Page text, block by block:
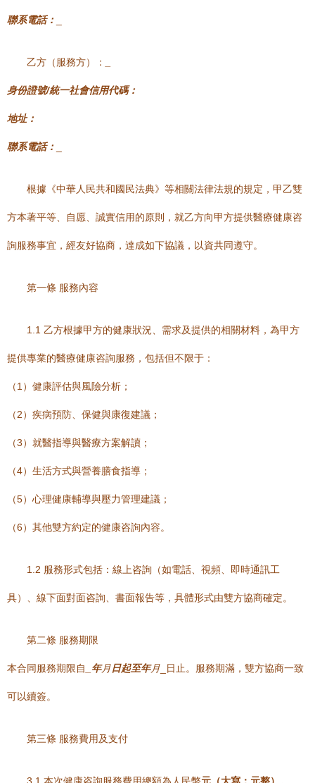
聯系電話：
乙方（服務方）：
身份證號/統一社會信用代碼：
地址：
聯系電話：
根據《中華人民共和國民法典》等相關法律法規的規定，甲乙雙
方本著平等、自愿、誠實信用的原則，就乙方向甲方提供醫療健康咨
詢服務事宜，經友好協商，達成如下協議，以資共同遵守。
第一條 服務內容
1.1 乙方根據甲方的健康狀況、需求及提供的相關材料，為甲方
提供專業的醫療健康咨詢服務，包括但不限于：
（1）健康評估與風險分析；
（2）疾病預防、保健與康復建議；
（3）就醫指導與醫療方案解讀；
（4）生活方式與營養膳食指導；
（5）心理健康輔導與壓力管理建議；
（6）其他雙方約定的健康咨詢內容。
1.2 服務形式包括：線上咨詢（如電話、視頻、即時通訊工
具）、線下面對面咨詢、書面報告等，具體形式由雙方協商確定。
第二條 服務期限
本合同服務期限自 _年月日起至年月 _日止。服務期滿，雙方協商一致
可以續簽。
第三條 服務費用及支付